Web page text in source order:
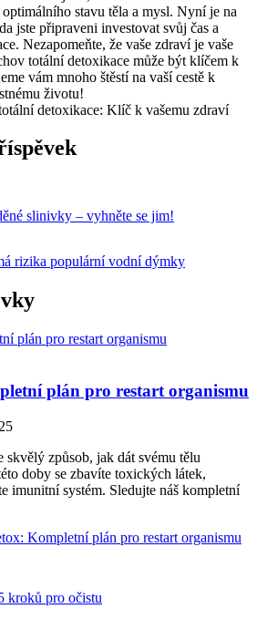
stavu těla a mysl. Nyní je na
jste připraveni investovat svůj čas a
Nezapomeňte, že vaše zdraví je vaše
totální detoxikace může být klíčem k
vám mnoho štěstí na vaší cestě k
životu!
slinivky – vyhněte se jim!
rizika populární vodní dýmky
plán pro restart organismu
skvělý způsob, jak dát svému tělu
doby se zbavíte toxických látek,
imunitní systém. Sledujte náš kompletní
Kompletní plán pro restart organismu